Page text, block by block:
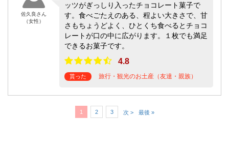
佐久良さん
（女性）
ッツがぎっしり入ったチョコレート菓子で
す。食べごたえのある、程よい大きさで、甘
さもちょうどよく、ひとくち食べるとチョコ
レートが口の中に広がります。１枚でも満足
できるお菓子です。
4.8
貰った 旅行・観光のお土産（友達・親族）
1 2 3 次 > 最後 »